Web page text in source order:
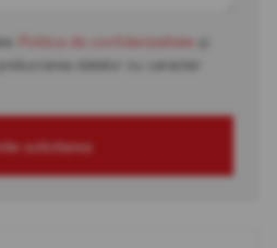
Politica de confidențialitate
datelor cu caracter
solicitarea